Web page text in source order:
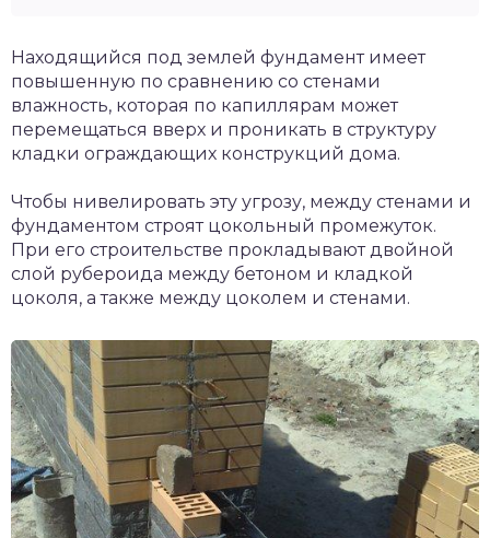
Находящийся под землей фундамент имеет
повышенную по сравнению со стенами
влажность, которая по капиллярам может
перемещаться вверх и проникать в структуру
кладки ограждающих конструкций дома.
Чтобы нивелировать эту угрозу, между стенами и
фундаментом строят цокольный промежуток.
При его строительстве прокладывают двойной
слой рубероида между бетоном и кладкой
цоколя, а также между цоколем и стенами.